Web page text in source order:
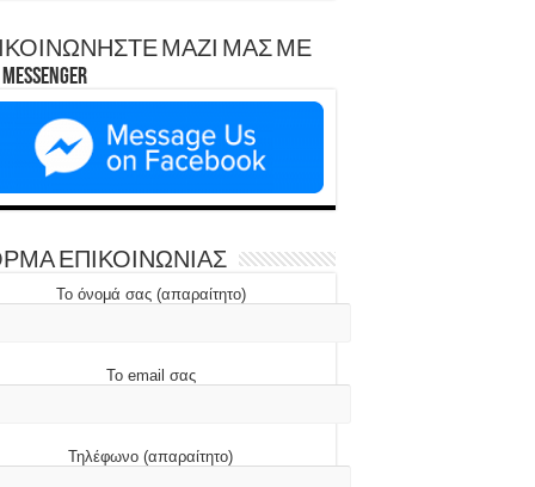
ΜΑΖΙ ΜΑΣ ΜΕ
ΕΠΙΚΟΙΝΩΝΙΑΣ
Το όνομά σας (απαραίτητο)
Το email σας
Τηλέφωνο (απαραίτητο)